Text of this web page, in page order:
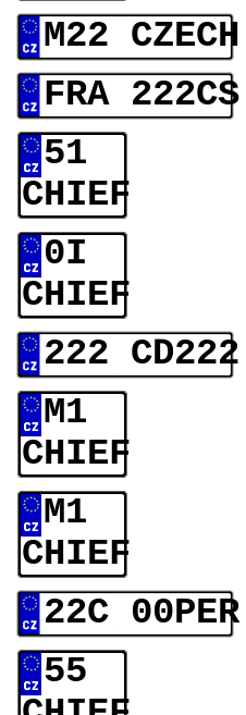
M22 CZECH
FRA 222CS
51
CHIEF
0I
CHIEF
222 CD222
M1
CHIEF
M1
CHIEF
22C 00PER
55